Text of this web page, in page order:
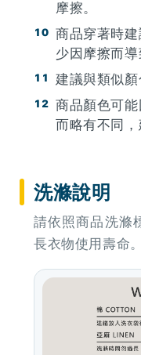
摩擦。
商品穿著時
少因摩擦而導
建議與類似顏
商品顏色可
而略有不同，
洗滌說明
請依照商品洗滌
長衣物使用壽命。